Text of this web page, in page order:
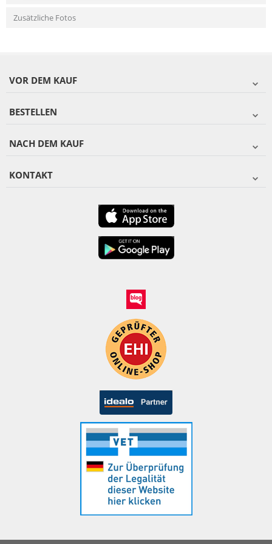
Zusätzliche Fotos
VOR DEM KAUF
BESTELLEN
NACH DEM KAUF
KONTAKT